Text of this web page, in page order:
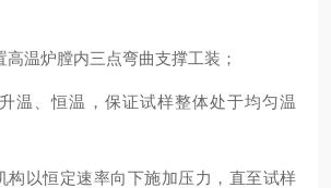
温炉膛内三点弯曲支撑工装；
温、恒温，保证试样整体处于均匀温
构以恒定速率向下施加压力，直至试样